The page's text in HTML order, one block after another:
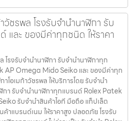
วัชรพล โรงรับจำนำนาฬิกา รับ
และ ของมีค่าทุกชนิด ให้ราคา
โรงรับจำนำนาฬิกา รับจำนำนาฬิกาทุก
AP Omega Mido Seiko และ ของมีค่าทุก
โอเมก้าวัชรพล ให้บริการโดย รับจํานํา
กา รับจำนำนาฬิกาทุกแบรนด์ Rolex Patek
รับจำนำสินค้าไอที มือถือ แท็ปเล็ต
าแบรนด์เนม ให้ราคาสูง ปลอดภัย โรงรับ